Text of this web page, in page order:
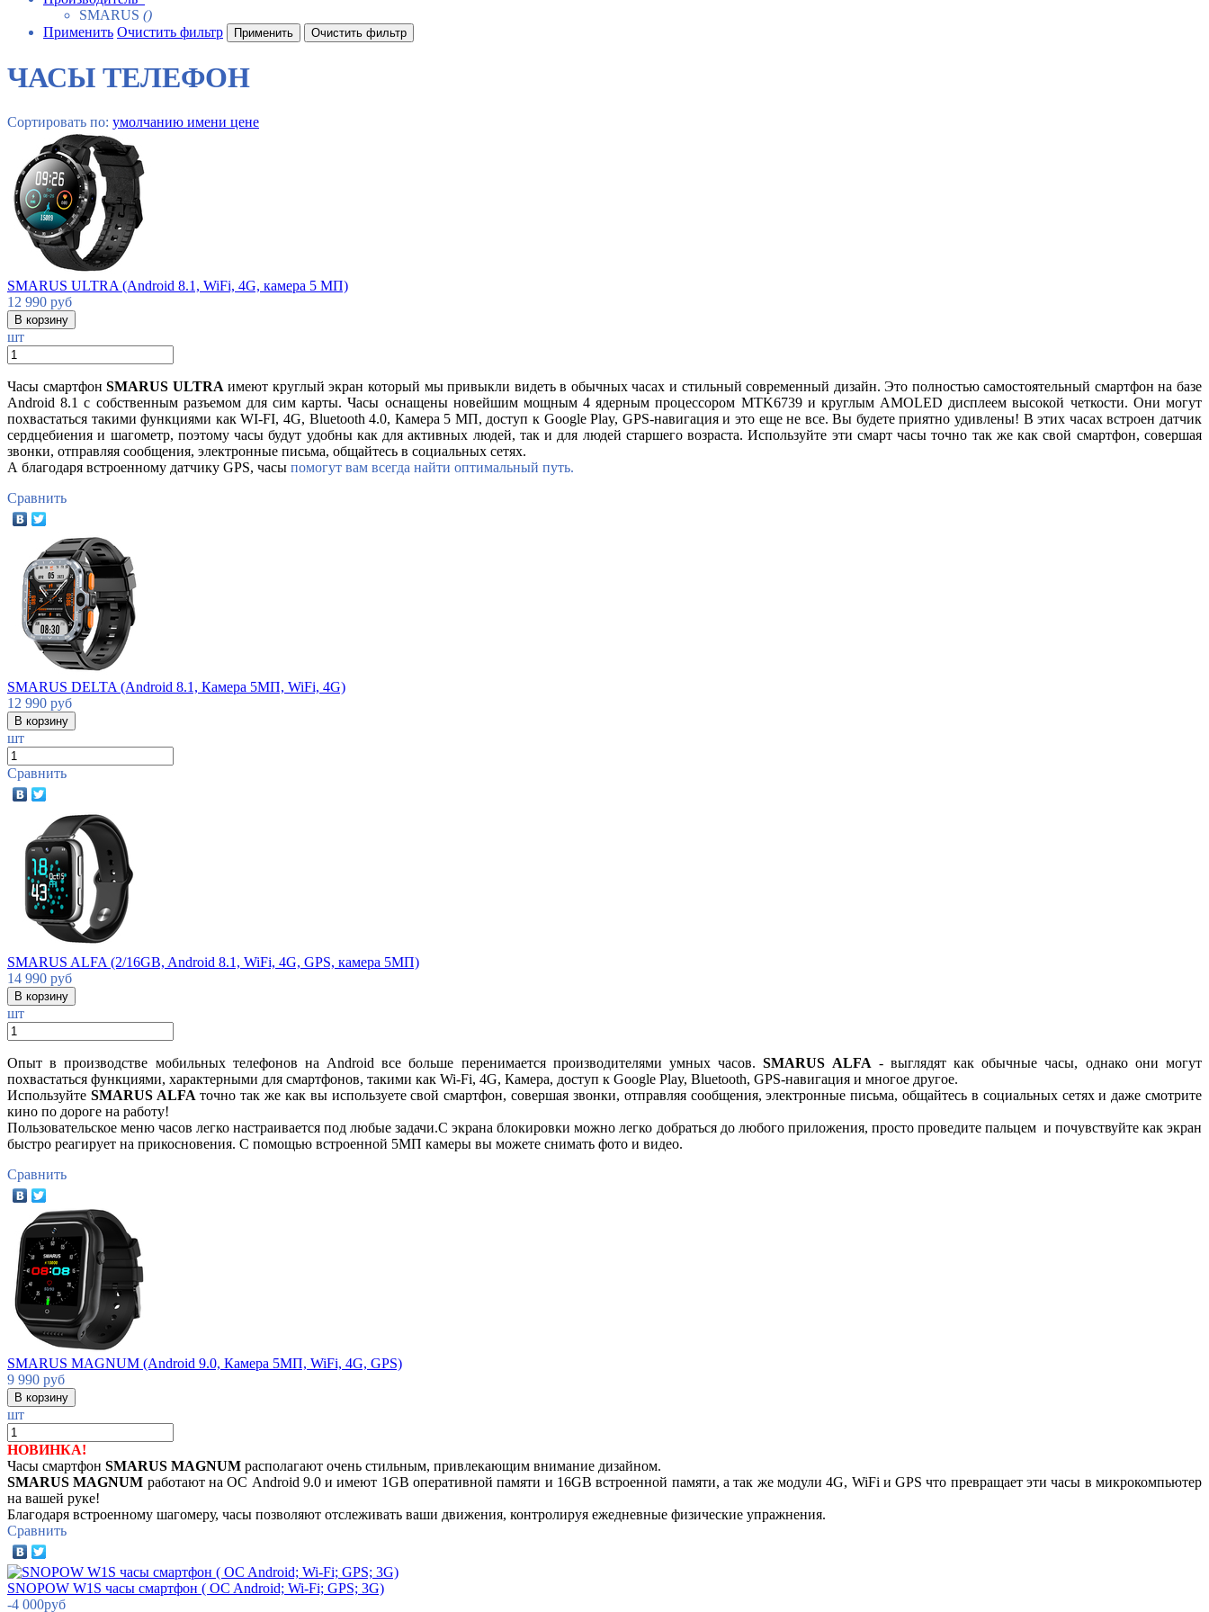
SMARUS ()
Применить Очистить фильтр
ЧАСЫ ТЕЛЕФОН
Сортировать по: умолчанию имени цене
SMARUS ULTRA (Android 8.1, WiFi, 4G, камера 5 МП)
12 990 руб
шт
Часы смартфонSMARUS ULTRA имеют круглый экран который мы привыкли видеть в обычных часах и стильный современный дизайн. Это полностью самостоятельный смартфон на базе
Android 8.1 с собственным разъемом для сим карты. Часы оснащены новейшим мощным 4 ядерным процессором MTK6739 и круглым AMOLED дисплеем высокой четкости. Они могут
похвастаться такими функциями как WI-FI, 4G, Bluetooth 4.0, Камера 5 МП, доступ к Google Play, GPS-навигация и это еще не все. Вы будете приятно удивлены! В этих часах встроен датчик
сердцебиения и шагометр, поэтому часы будут удобны как для активных людей, так и для людей старшего возраста. Используйте эти смарт часы точно так же как свой смартфон, совершая
звонки, отправляя сообщения, электронные письма, общайтесь в социальных сетях.
А благодаря встроенному датчику GPS, часы помогут вам всегда найти оптимальный путь.
Сравнить
SMARUS DELTA (Android 8.1, Камера 5МП, WiFi, 4G)
12 990 руб
шт
Сравнить
SMARUS ALFA (2/16GB, Android 8.1, WiFi, 4G, GPS, камера 5МП)
14 990 руб
шт
Опыт в производстве мобильных телефонов на Android все больше перенимается производителями умных часов.SMARUS ALFA - выглядят как обычные часы, однако они могут
похвастаться функциями, характерными для смартфонов, такими как Wi-Fi, 4G, Камера, доступ к Google Play, Bluetooth, GPS-навигация и многое другое.
Используйте SMARUS ALFA точно так же как вы используете свой смартфон, совершая звонки, отправляя сообщения, электронные письма, общайтесь в социальных сетях и даже смотрите
кино по дороге на работу!
Пользовательское меню часов легко настраивается под любые задачи.С экрана блокировки можно легко добраться до любого приложения, просто проведите пальцем и почувствуйте как экран
быстро реагирует на прикосновения. C помощью встроенной 5МП камеры вы можете снимать фото и видео.
Сравнить
SMARUS MAGNUM (Android 9.0, Камера 5МП, WiFi, 4G, GPS)
9 990 руб
шт
НОВИНКА!
Часы смартфон SMARUS MAGNUM располагают очень стильным, привлекающим внимание дизайном.
SMARUS MAGNUM работают на ОС Android 9.0 и имеют 1GB оперативной памяти и 16GB встроенной памяти, а так же модули 4G, WiFi и GPS что превращает эти часы в микрокомпьютер
на вашей руке!
Благодаря встроенному шагомеру, часы позволяют отслеживать ваши движения, контролируя ежедневные физические упражнения.
Сравнить
SNOPOW W1S часы смартфон ( OC Android; Wi-Fi; GPS; 3G)
-4 000руб